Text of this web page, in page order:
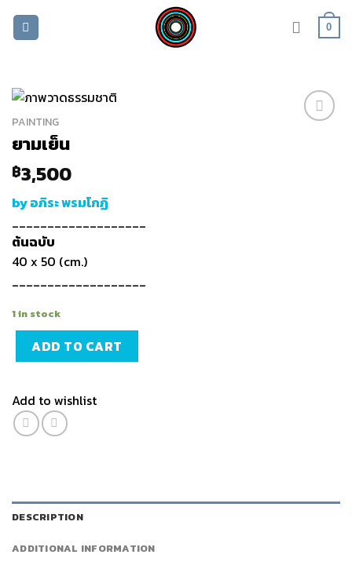
0
PAINTING
ยามเย็น
฿3,500
by อภิระ พรมโกฏิ
___________________
ต้นฉบับ
40 x 50 (cm.)
___________________
1 in stock
ADD TO CART
Add to wishlist
DESCRIPTION
ADDITIONAL INFORMATION